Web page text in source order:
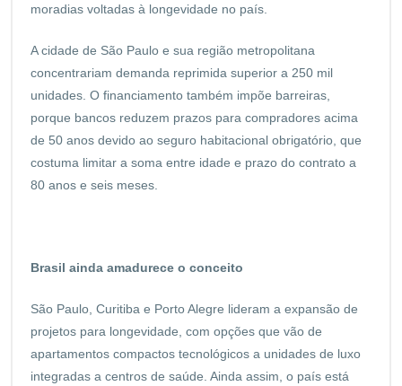
moradias voltadas à longevidade no país.
A cidade de São Paulo e sua região metropolitana
concentrariam demanda reprimida superior a 250 mil
unidades. O financiamento também impõe barreiras,
porque bancos reduzem prazos para compradores acima
de 50 anos devido ao seguro habitacional obrigatório, que
costuma limitar a soma entre idade e prazo do contrato a
80 anos e seis meses.
Brasil ainda amadurece o conceito
São Paulo, Curitiba e Porto Alegre lideram a expansão de
projetos para longevidade, com opções que vão de
apartamentos compactos tecnológicos a unidades de luxo
integradas a centros de saúde. Ainda assim, o país está